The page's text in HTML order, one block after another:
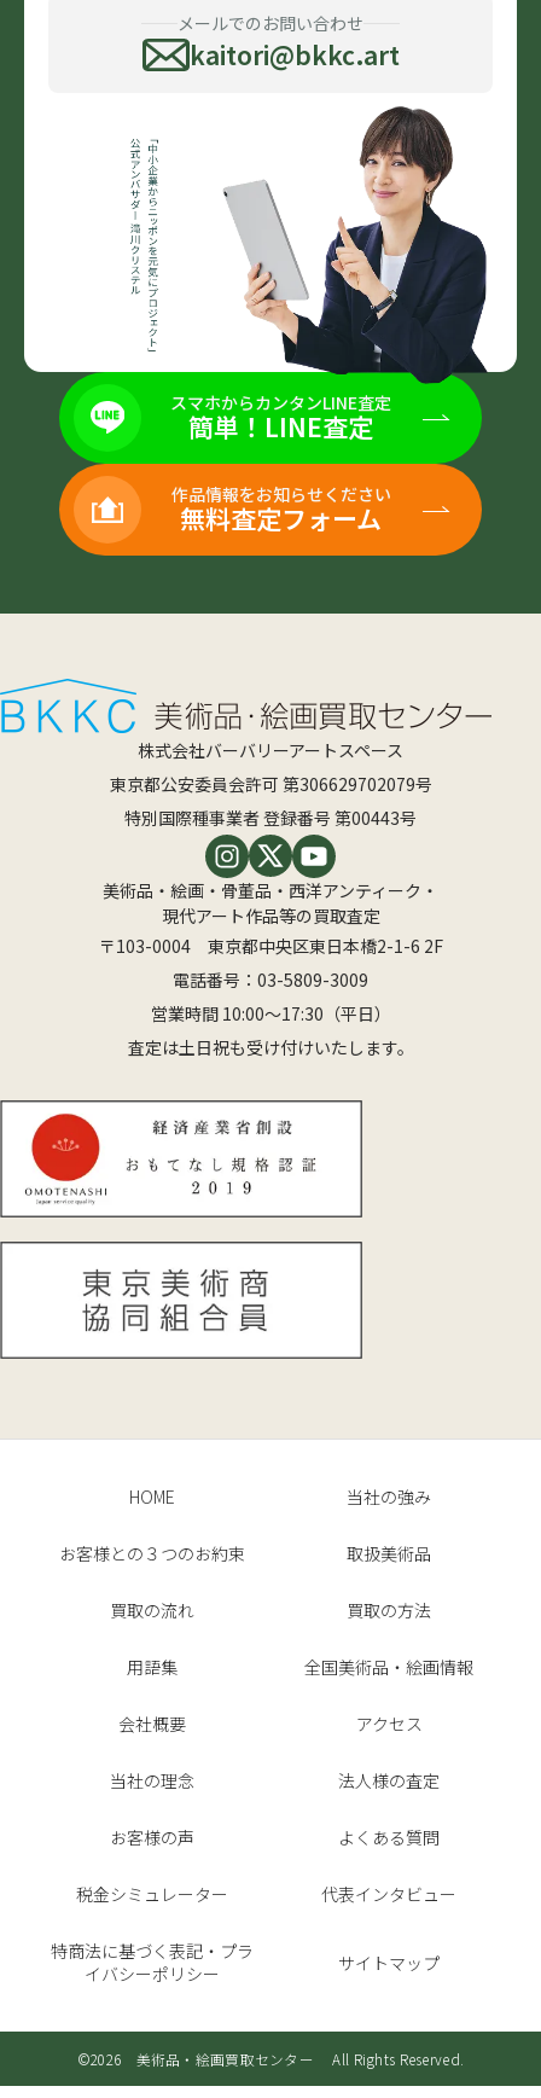
メールでのお問い合わせ
kaitori@bkkc.art
スマホからカンタンLINE査定
簡単！LINE査定
作品情報をお知らせください
無料査定フォーム
株式会社バーバリーアートスペース
東京都公安委員会許可 第306629702079号
特別国際種事業者 登録番号 第00443号
美術品・絵画・骨董品・西洋アンティーク・
現代アート作品等の買取査定
〒103-0004 東京都中央区東日本橋2-1-6 2F
電話番号： 03-5809-3009
営業時間 10:00〜17:30（平日）
査定は土日祝も受け付けいたします。
HOME 当社の強み
お客様との３つのお約束 取扱美術品
買取の流れ 買取の方法
用語集 全国美術品・絵画情報
会社概要 アクセス
当社の理念 法人様の査定
お客様の声 よくある質問
税金シミュレーター 代表インタビュー
特商法に基づく表記・プラ
イバシーポリシー
サイトマップ
©2026 美術品・絵画買取センター All Rights Reserved.